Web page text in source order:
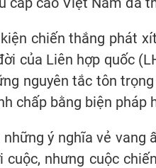
chiến thắng phát
của Liên hợp quốc
nguyên tắc tôn
chấp bằng biện pháp
những ý nghĩa vẻ vang
cuộc, nhưng cuộc